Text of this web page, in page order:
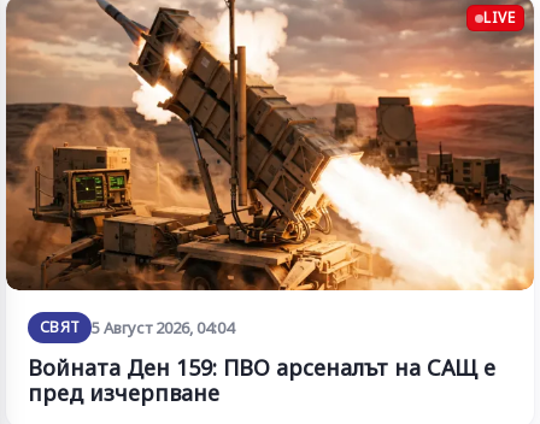
LIVE
СВЯТ 5 Август 2026, 04:04
Войната Ден 159: ПВО арсеналът на САЩ е
пред изчерпване